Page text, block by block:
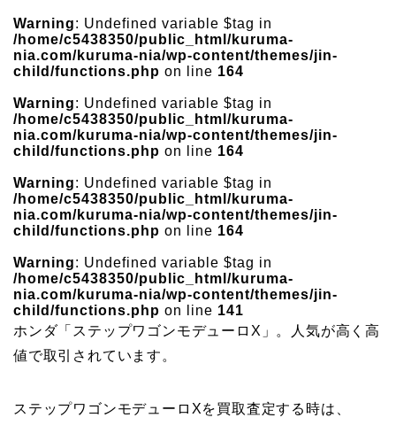
Warning: Undefined variable $tag in
/home/c5438350/public_html/kuruma-
nia.com/kuruma-nia/wp-content/themes/jin-
child/functions.php on line 164
Warning: Undefined variable $tag in
/home/c5438350/public_html/kuruma-
nia.com/kuruma-nia/wp-content/themes/jin-
child/functions.php on line 164
Warning: Undefined variable $tag in
/home/c5438350/public_html/kuruma-
nia.com/kuruma-nia/wp-content/themes/jin-
child/functions.php on line 164
Warning: Undefined variable $tag in
/home/c5438350/public_html/kuruma-
nia.com/kuruma-nia/wp-content/themes/jin-
child/functions.php on line 141
ホンダ「ステップワゴンモデューロX」。人気が高く高
値で取引されています。
ステップワゴンモデューロXを買取査定する時は、